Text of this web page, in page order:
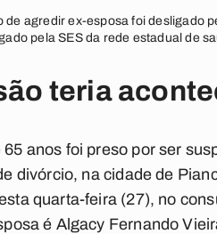
de agredir ex-esposa foi desligado
pela SES da rede estadual de
teria
65 anos foi preso por ser
divórcio, na cidade de
quarta-feira (27), no
é Algacy Fernando